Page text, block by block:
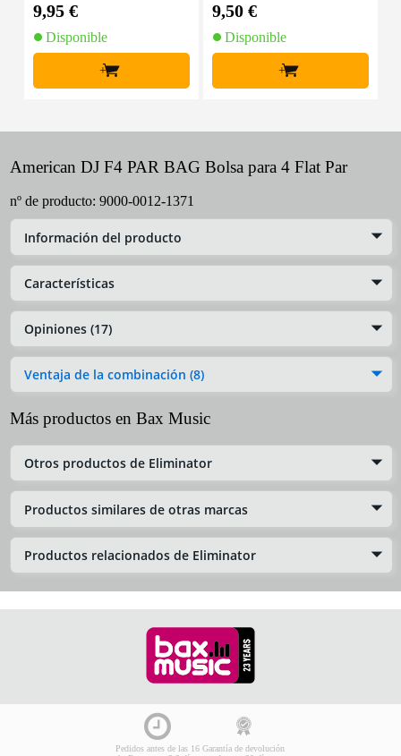
9,95 €
Disponible
+
9,50 €
Disponible
+
American DJ F4 PAR BAG Bolsa para 4 Flat Par
nº de producto: 9000-0012-1371
Información del producto
Características
Opiniones (17)
Ventaja de la combinación (8)
Más productos en Bax Music
Otros productos de Eliminator
Productos similares de otras marcas
Productos relacionados de Eliminator
Pedidos antes de las 16 Garantía de devolución